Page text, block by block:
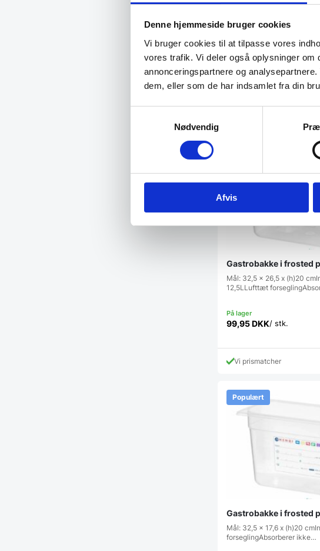
Denne hjemmeside bruger cookies
Vi bruger cookies til at tilpasse vores
vores trafik. Vi deler også oplysninger om
annonceringspartnere og
dem, eller som de har indsamlet fra din
Nødvendig
Afvis
forseglingAbsorberer ikke…
Fra 79,96
99,95DKK
/ stk.
Gastrobakke i frosted
Mål: 32,5 x 26,5 x (h)20
12,5LLufttæt
99,95DKK/ stk.
Vi prismatcher
Populært
Gastrobakke i frosted
Mål: 32,5 x 17,6 x (h)20
forseglingAbsorberer ikke…